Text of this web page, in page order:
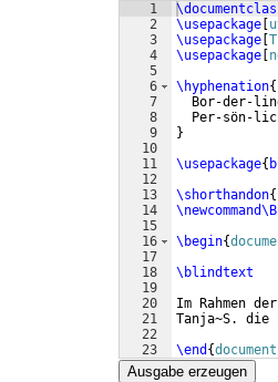
1
2
3
4
5
6
7
8
9
10
11
12
13
14
15
16
17
18
19
20
21
22
23
\usepackage
\usepackage
\usepackage
\hyphenation{
Bor-der-
Per-sön-
}
\usepackage{
\shorthandon{
\begin{
\blindtext
Im Rahmen
Tanja~S. die
\end {document
Ausgabe erzeugen